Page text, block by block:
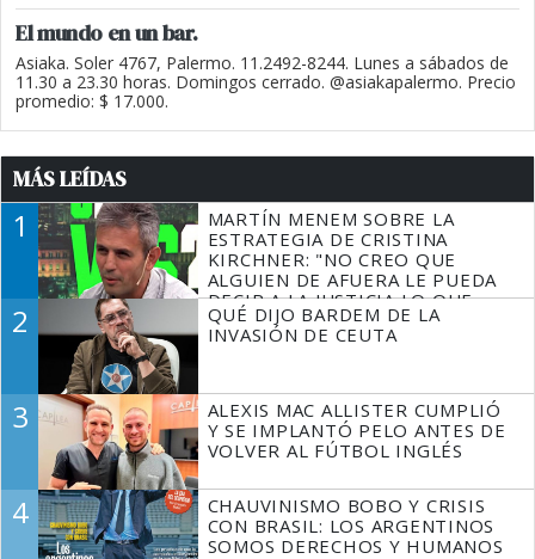
El mundo en un bar.
Asiaka. Soler 4767, Palermo. 11.2492-8244. Lunes a sábados de
11.30 a 23.30 horas. Domingos cerrado. @asiakapalermo. Precio
promedio: $ 17.000.
MÁS LEÍDAS
1
MARTÍN MENEM SOBRE LA
ESTRATEGIA DE CRISTINA
KIRCHNER: "NO CREO QUE
ALGUIEN DE AFUERA LE PUEDA
DECIR A LA JUSTICIA LO QUE
TIENE QUE HACER"
2
QUÉ DIJO BARDEM DE LA
INVASIÓN DE CEUTA
3
ALEXIS MAC ALLISTER CUMPLIÓ
Y SE IMPLANTÓ PELO ANTES DE
VOLVER AL FÚTBOL INGLÉS
4
CHAUVINISMO BOBO Y CRISIS
CON BRASIL: LOS ARGENTINOS
SOMOS DERECHOS Y HUMANOS